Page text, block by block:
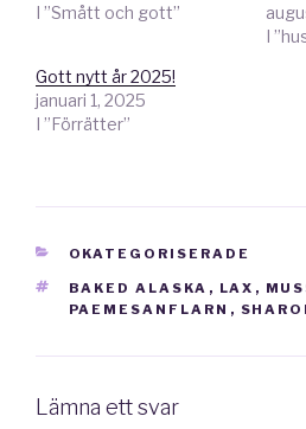
I ”Smått och gott”
I
Gott nytt år 2025!
januari 1, 2025
I ”Förrätter”
KATEGORIER
OKATEGORISERADE
TAGGAR
BAKED ALASKA , LAX ,
PAEMESANFLARN ,
Lämna ett svar